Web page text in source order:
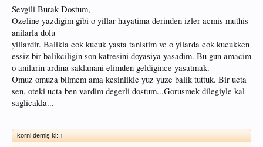
Sevgiler
Sevgili Burak Dostum,
Ozeline yazdigim gibi o yillar hayatima derinden izler acmis muthis
anilarla dolu
yillardir. Balikla cok kucuk yasta tanistim ve o yilarda cok kucukken
essiz bir balikciligin son katresini doyasiya yasadim. Bu gun amacim
o anilarin ardina saklanani elimden geldigince yasatmak.
Omuz omuza bilmem ama kesinlikle yuz yuze balik tuttuk. Bir ucta
sen, oteki ucta ben vardim degerli dostum...Gorusmek dilegiyle kal
saglicakla...
korni demiş ki: ↑